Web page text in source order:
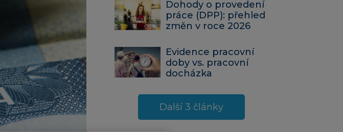
Dohody o provedení
práce (DPP): přehled
změn v roce 2026
Evidence pracovní
doby vs. pracovní
docházka
Další 3 články